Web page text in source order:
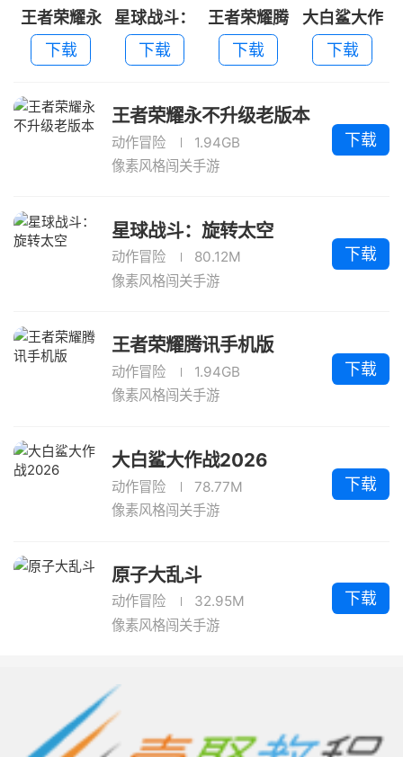
王者荣耀永
不升级老版
本
下载
星球战斗：
旋转太空
下载
王者荣耀腾
讯手机版
下载
大白鲨大作
战2026
下载
王者荣耀永不升级老版本
动作冒险
1.94GB
像素风格闯关手游
下载
星球战斗：旋转太空
动作冒险
80.12M
像素风格闯关手游
下载
王者荣耀腾讯手机版
动作冒险
1.94GB
像素风格闯关手游
下载
大白鲨大作战2026
动作冒险
78.77M
像素风格闯关手游
下载
原子大乱斗
动作冒险
32.95M
像素风格闯关手游
下载